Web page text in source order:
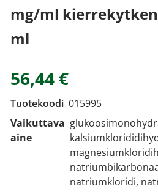
mg/ml
ml
56,44 €
Tuotekoodi 015995
Vaikuttava
aine
natriumkloridi,